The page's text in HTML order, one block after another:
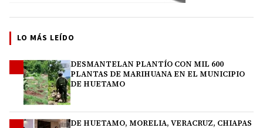
LO MÁS LEÍDO
DESMANTELAN PLANTÍO CON MIL 600
PLANTAS DE MARIHUANA EN EL MUNICIPIO
DE HUETAMO
DE HUETAMO, MORELIA, VERACRUZ, CHIAPAS